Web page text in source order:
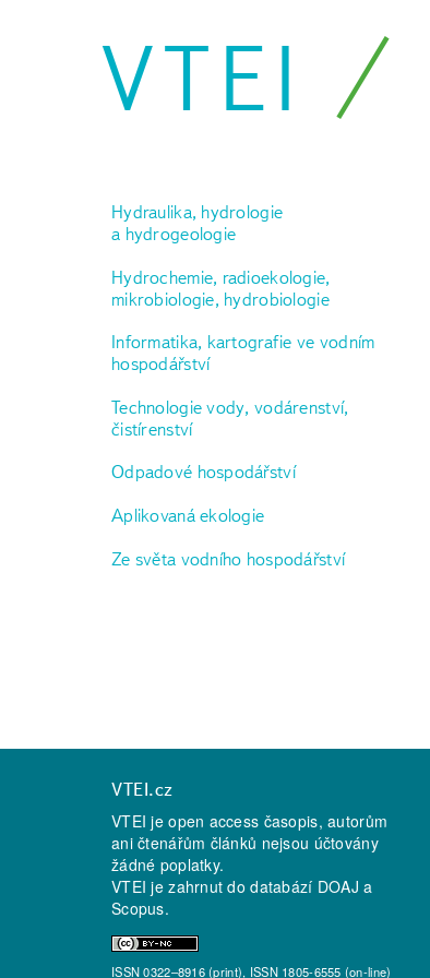
VTEI
Hydraulika, hydrologie
a hydrogeologie
Hydrochemie, radioekologie,
mikrobiologie, hydrobiologie
Informatika, kartografie ve vodním
hospodářství
Technologie vody, vodárenství,
čistírenství
Odpadové hospodářství
Aplikovaná ekologie
Ze světa vodního hospodářství
VTEI.cz
VTEI je open access časopis, autorům
ani čtenářům článků nejsou účtovány
žádné poplatky.
VTEI je zahrnut do databází DOAJ a
Scopus.
ISSN 0322–8916 (print), ISSN 1805-6555 (on-line)